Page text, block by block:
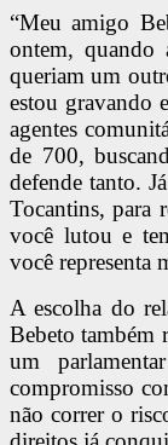
“Meu amigo
ontem, quando
queriam um
estou gravando
agentes
de 700,
defende tanto.
Tocantins, para
você lutou e
você representa
A escolha do
Bebeto também
um
compromisso
não correr o